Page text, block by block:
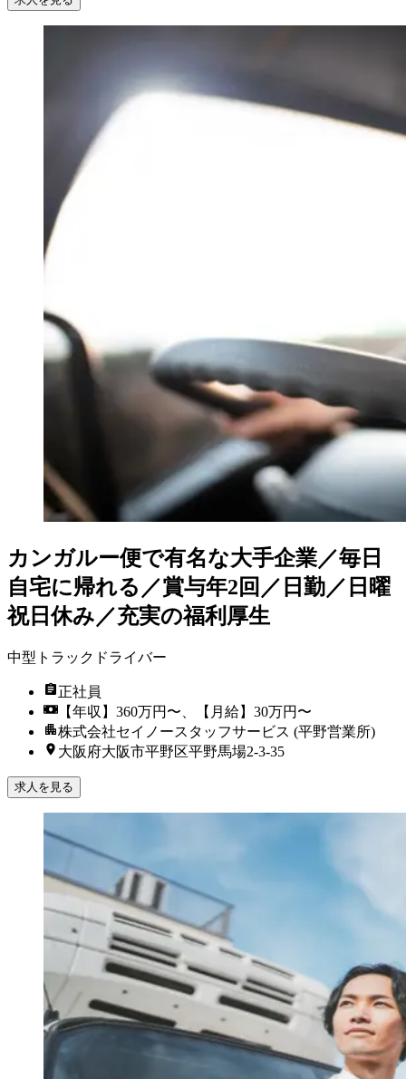
カンガルー便で有名な大手企業／毎日
自宅に帰れる／賞与年2回／日勤／日曜
祝日休み／充実の福利厚生
中型トラックドライバー
正社員
【年収】360万円〜、【月給】30万円〜
株式会社セイノースタッフサービス (平野営業所)
大阪府大阪市平野区平野馬場2-3-35
求人を見る